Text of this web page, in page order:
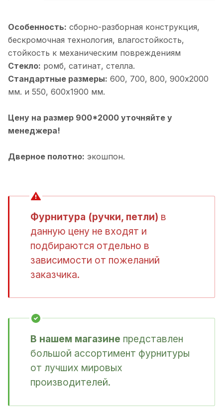
Особенность: cборно-разборная конструкция,
бескромочная технология, влагостойкость,
стойкость к механическим повреждениям
Стекло: ромб, сатинат, стелла.
Стандартные размеры: 600, 700, 800, 900х2000
мм. и 550, 600х1900 мм.
Цену на размер 900*2000 уточняйте у
менеджера!
Дверное полотно: экошпон.
Фурнитура (ручки, петли) в
данную цену не входят и
подбираются отдельно в
зависимости от пожеланий
заказчика.
В нашем магазине представлен
большой ассортимент фурнитуры
от лучших мировых
производителей.